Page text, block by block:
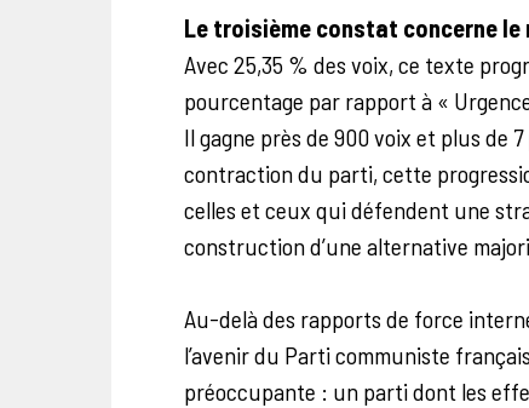
Le troisième constat concerne le
Avec 25,35 % des voix, ce texte
pourcentage par rapport à «
Il gagne près de 900 voix et plus de
contraction du parti, cette
celles et ceux qui défendent une
construction d’une alternative
Au-delà des rapports de force
l’avenir du Parti communiste
préoccupante : un parti dont les